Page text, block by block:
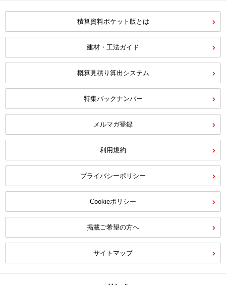
積算資料ポケット版とは
建材・工法ガイド
概算見積り算出システム
特集バックナンバー
メルマガ登録
利用規約
プライバシーポリシー
Cookieポリシー
掲載ご希望の方へ
サイトマップ